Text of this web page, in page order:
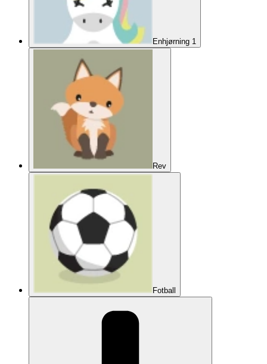
Enhjørning 1
Rev
Fotball